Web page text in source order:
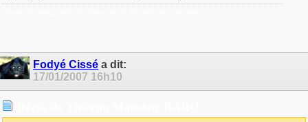
Fodyé Cissé a dit:
17/01/2007 16h10